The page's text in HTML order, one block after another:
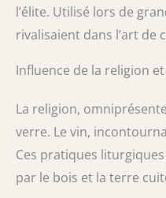
l’élite. Utilisé lors de
rivalisaient dans l’art
Influence de la religion
La religion,
verre. Le vin,
Ces pratiques
par le bois et la terre